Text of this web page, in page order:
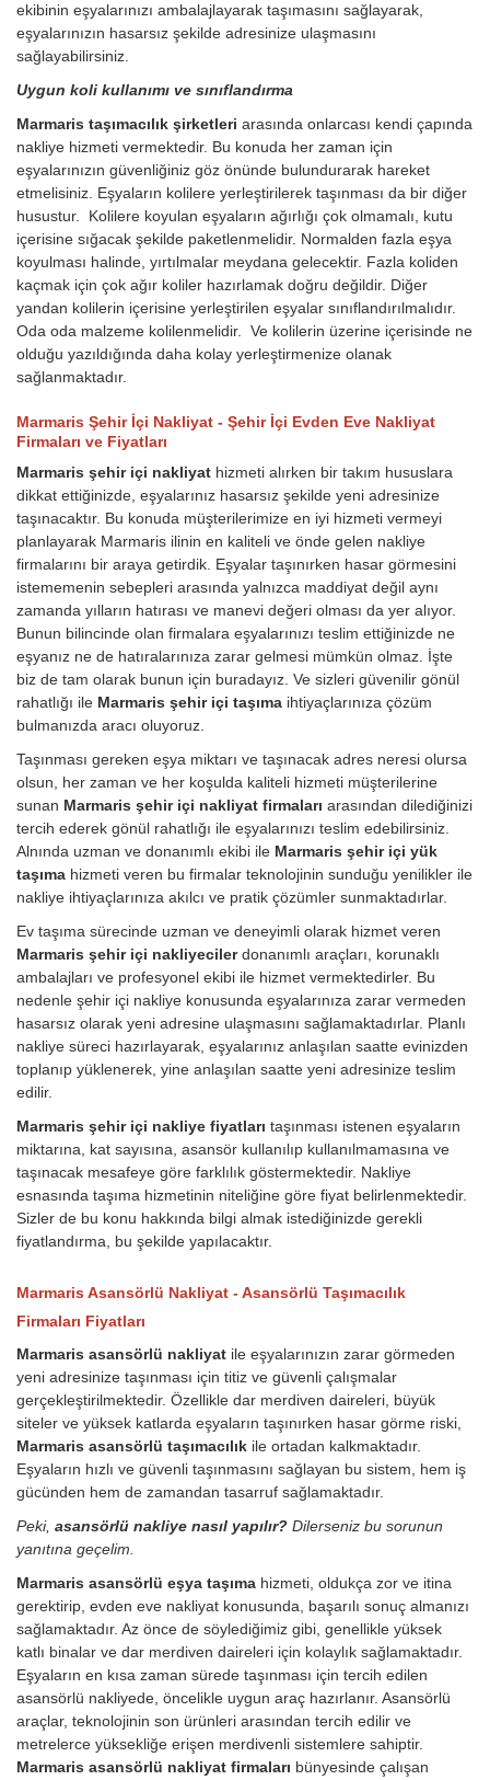
ekibinin eşyalarınızı ambalajlayarak taşımasını sağlayarak,
eşyalarınızın hasarsız şekilde adresinize ulaşmasını
sağlayabilirsiniz.
Uygun koli kullanımı ve sınıflandırma
Marmaris taşımacılık şirketleri arasında onlarcası kendi çapında
nakliye hizmeti vermektedir. Bu konuda her zaman için
eşyalarınızın güvenliğiniz göz önünde bulundurarak hareket
etmelisiniz. Eşyaların kolilere yerleştirilerek taşınması da bir diğer
husustur. Kolilere koyulan eşyaların ağırlığı çok olmamalı, kutu
içerisine sığacak şekilde paketlenmelidir. Normalden fazla eşya
koyulması halinde, yırtılmalar meydana gelecektir. Fazla koliden
kaçmak için çok ağır koliler hazırlamak doğru değildir. Diğer
yandan kolilerin içerisine yerleştirilen eşyalar sınıflandırılmalıdır.
Oda oda malzeme kolilenmelidir. Ve kolilerin üzerine içerisinde ne
olduğu yazıldığında daha kolay yerleştirmenize olanak
sağlanmaktadır.
Marmaris Şehir İçi Nakliyat - Şehir İçi Evden Eve Nakliyat
Firmaları ve Fiyatları
Marmaris şehir içi nakliyat hizmeti alırken bir takım hususlara
dikkat ettiğinizde, eşyalarınız hasarsız şekilde yeni adresinize
taşınacaktır. Bu konuda müşterilerimize en iyi hizmeti vermeyi
planlayarak Marmaris ilinin en kaliteli ve önde gelen nakliye
firmalarını bir araya getirdik. Eşyalar taşınırken hasar görmesini
istememenin sebepleri arasında yalnızca maddiyat değil aynı
zamanda yılların hatırası ve manevi değeri olması da yer alıyor.
Bunun bilincinde olan firmalara eşyalarınızı teslim ettiğinizde ne
eşyanız ne de hatıralarınıza zarar gelmesi mümkün olmaz. İşte
biz de tam olarak bunun için buradayız. Ve sizleri güvenilir gönül
rahatlığı ile Marmaris şehir içi taşıma ihtiyaçlarınıza çözüm
bulmanızda aracı oluyoruz.
Taşınması gereken eşya miktarı ve taşınacak adres neresi olursa
olsun, her zaman ve her koşulda kaliteli hizmeti müşterilerine
sunan Marmaris şehir içi nakliyat firmaları arasından dilediğinizi
tercih ederek gönül rahatlığı ile eşyalarınızı teslim edebilirsiniz.
Alnında uzman ve donanımlı ekibi ile Marmaris şehir içi yük
taşıma hizmeti veren bu firmalar teknolojinin sunduğu yenilikler ile
nakliye ihtiyaçlarınıza akılcı ve pratik çözümler sunmaktadırlar.
Ev taşıma sürecinde uzman ve deneyimli olarak hizmet veren
Marmaris şehir içi nakliyecilerdonanımlı araçları, korunaklı
ambalajları ve profesyonel ekibi ile hizmet vermektedirler. Bu
nedenle şehir içi nakliye konusunda eşyalarınıza zarar vermeden
hasarsız olarak yeni adresine ulaşmasını sağlamaktadırlar. Planlı
nakliye süreci hazırlayarak, eşyalarınız anlaşılan saatte evinizden
toplanıp yüklenerek, yine anlaşılan saatte yeni adresinize teslim
edilir.
Marmaris şehir içi nakliye fiyatları taşınması istenen eşyaların
miktarına, kat sayısına, asansör kullanılıp kullanılmamasına ve
taşınacak mesafeye göre farklılık göstermektedir. Nakliye
esnasında taşıma hizmetinin niteliğine göre fiyat belirlenmektedir.
Sizler de bu konu hakkında bilgi almak istediğinizde gerekli
fiyatlandırma, bu şekilde yapılacaktır.
Marmaris Asansörlü Nakliyat - Asansörlü Taşımacılık
Firmaları Fiyatları
Marmaris asansörlü nakliyat ile eşyalarınızın zarar görmeden
yeni adresinize taşınması için titiz ve güvenli çalışmalar
gerçekleştirilmektedir. Özellikle dar merdiven daireleri, büyük
siteler ve yüksek katlarda eşyaların taşınırken hasar görme riski,
Marmaris asansörlü taşımacılık ile ortadan kalkmaktadır.
Eşyaların hızlı ve güvenli taşınmasını sağlayan bu sistem, hem iş
gücünden hem de zamandan tasarruf sağlamaktadır.
Peki, asansörlü nakliye nasıl yapılır? Dilerseniz bu sorunun
yanıtına geçelim.
Marmaris asansörlü eşya taşıma hizmeti, oldukça zor ve itina
gerektirip, evden eve nakliyat konusunda, başarılı sonuç almanızı
sağlamaktadır. Az önce de söylediğimiz gibi, genellikle yüksek
katlı binalar ve dar merdiven daireleri için kolaylık sağlamaktadır.
Eşyaların en kısa zaman sürede taşınması için tercih edilen
asansörlü nakliyede, öncelikle uygun araç hazırlanır. Asansörlü
araçlar, teknolojinin son ürünleri arasından tercih edilir ve
metrelerce yüksekliğe erişen merdivenli sistemlere sahiptir.
Marmaris asansörlü nakliyat firmaları bünyesinde çalışan